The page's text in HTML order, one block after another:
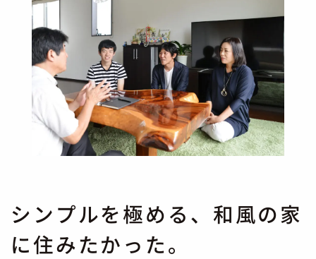
シンプルを極める、和風の家
に住みたかった。